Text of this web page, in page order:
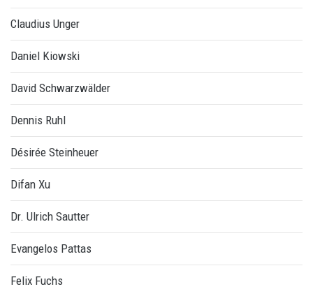
Claudius Unger
Daniel Kiowski
David Schwarzwälder
Dennis Ruhl
Désirée Steinheuer
Difan Xu
Dr. Ulrich Sautter
Evangelos Pattas
Felix Fuchs